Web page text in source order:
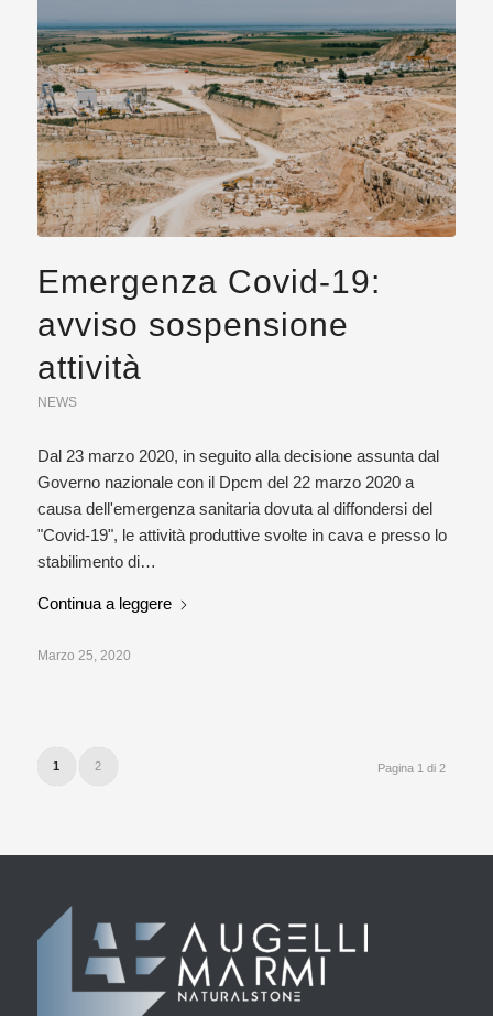
Emergenza Covid-19:
avviso sospensione
attività
NEWS
Dal 23 marzo 2020, in seguito alla decisione assunta dal
Governo nazionale con il Dpcm del 22 marzo 2020 a
causa dell'emergenza sanitaria dovuta al diffondersi del
"Covid-19", le attività produttive svolte in cava e presso lo
stabilimento di…
Continua a leggere
Marzo 25, 2020
Pagina 1 di 2
1 2